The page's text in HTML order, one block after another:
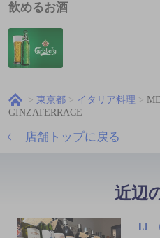
飲めるお酒
東京都 イタリア料理
GINZATERRACE
店舗トップに戻る
近辺
IJ